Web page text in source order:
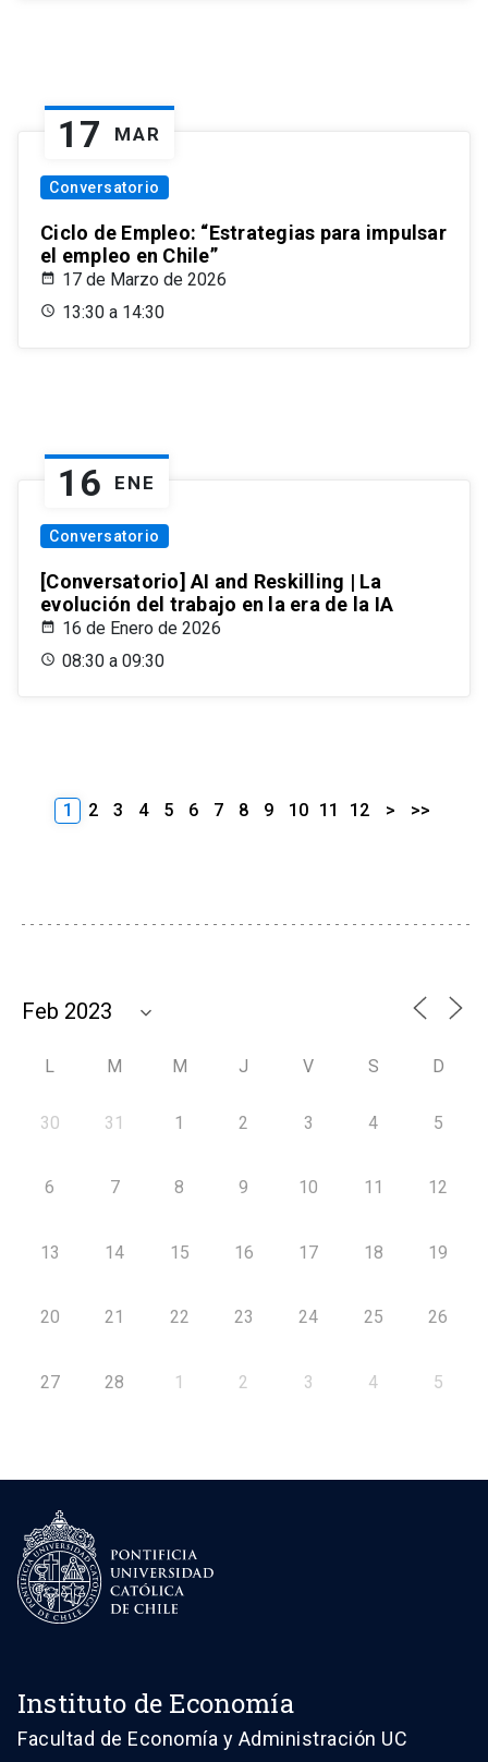
17 MAR
Conversatorio
Ciclo de Empleo: “Estrategias para impulsar
el empleo en Chile”
17 de Marzo de 2026
13:30 a 14:30
16 ENE
Conversatorio
[Conversatorio] AI and Reskilling | La
evolución del trabajo en la era de la IA
16 de Enero de 2026
08:30 a 09:30
1 2 3 4 5 6 7 8 9 10 11 12 > >>
L M M J V S D
30 31 1 2 3 4 5
6 7 8 9 10 11 12
13 14 15 16 17 18 19
20 21 22 23 24 25 26
27 28 1 2 3 4 5
Instituto de Economía
Facultad de Economía y Administración UC